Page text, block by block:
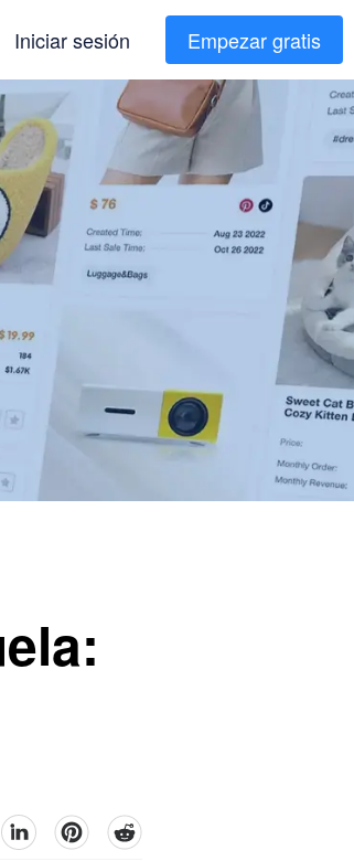
Iniciar sesión Empezar gratis
linkedinpinterestreddit